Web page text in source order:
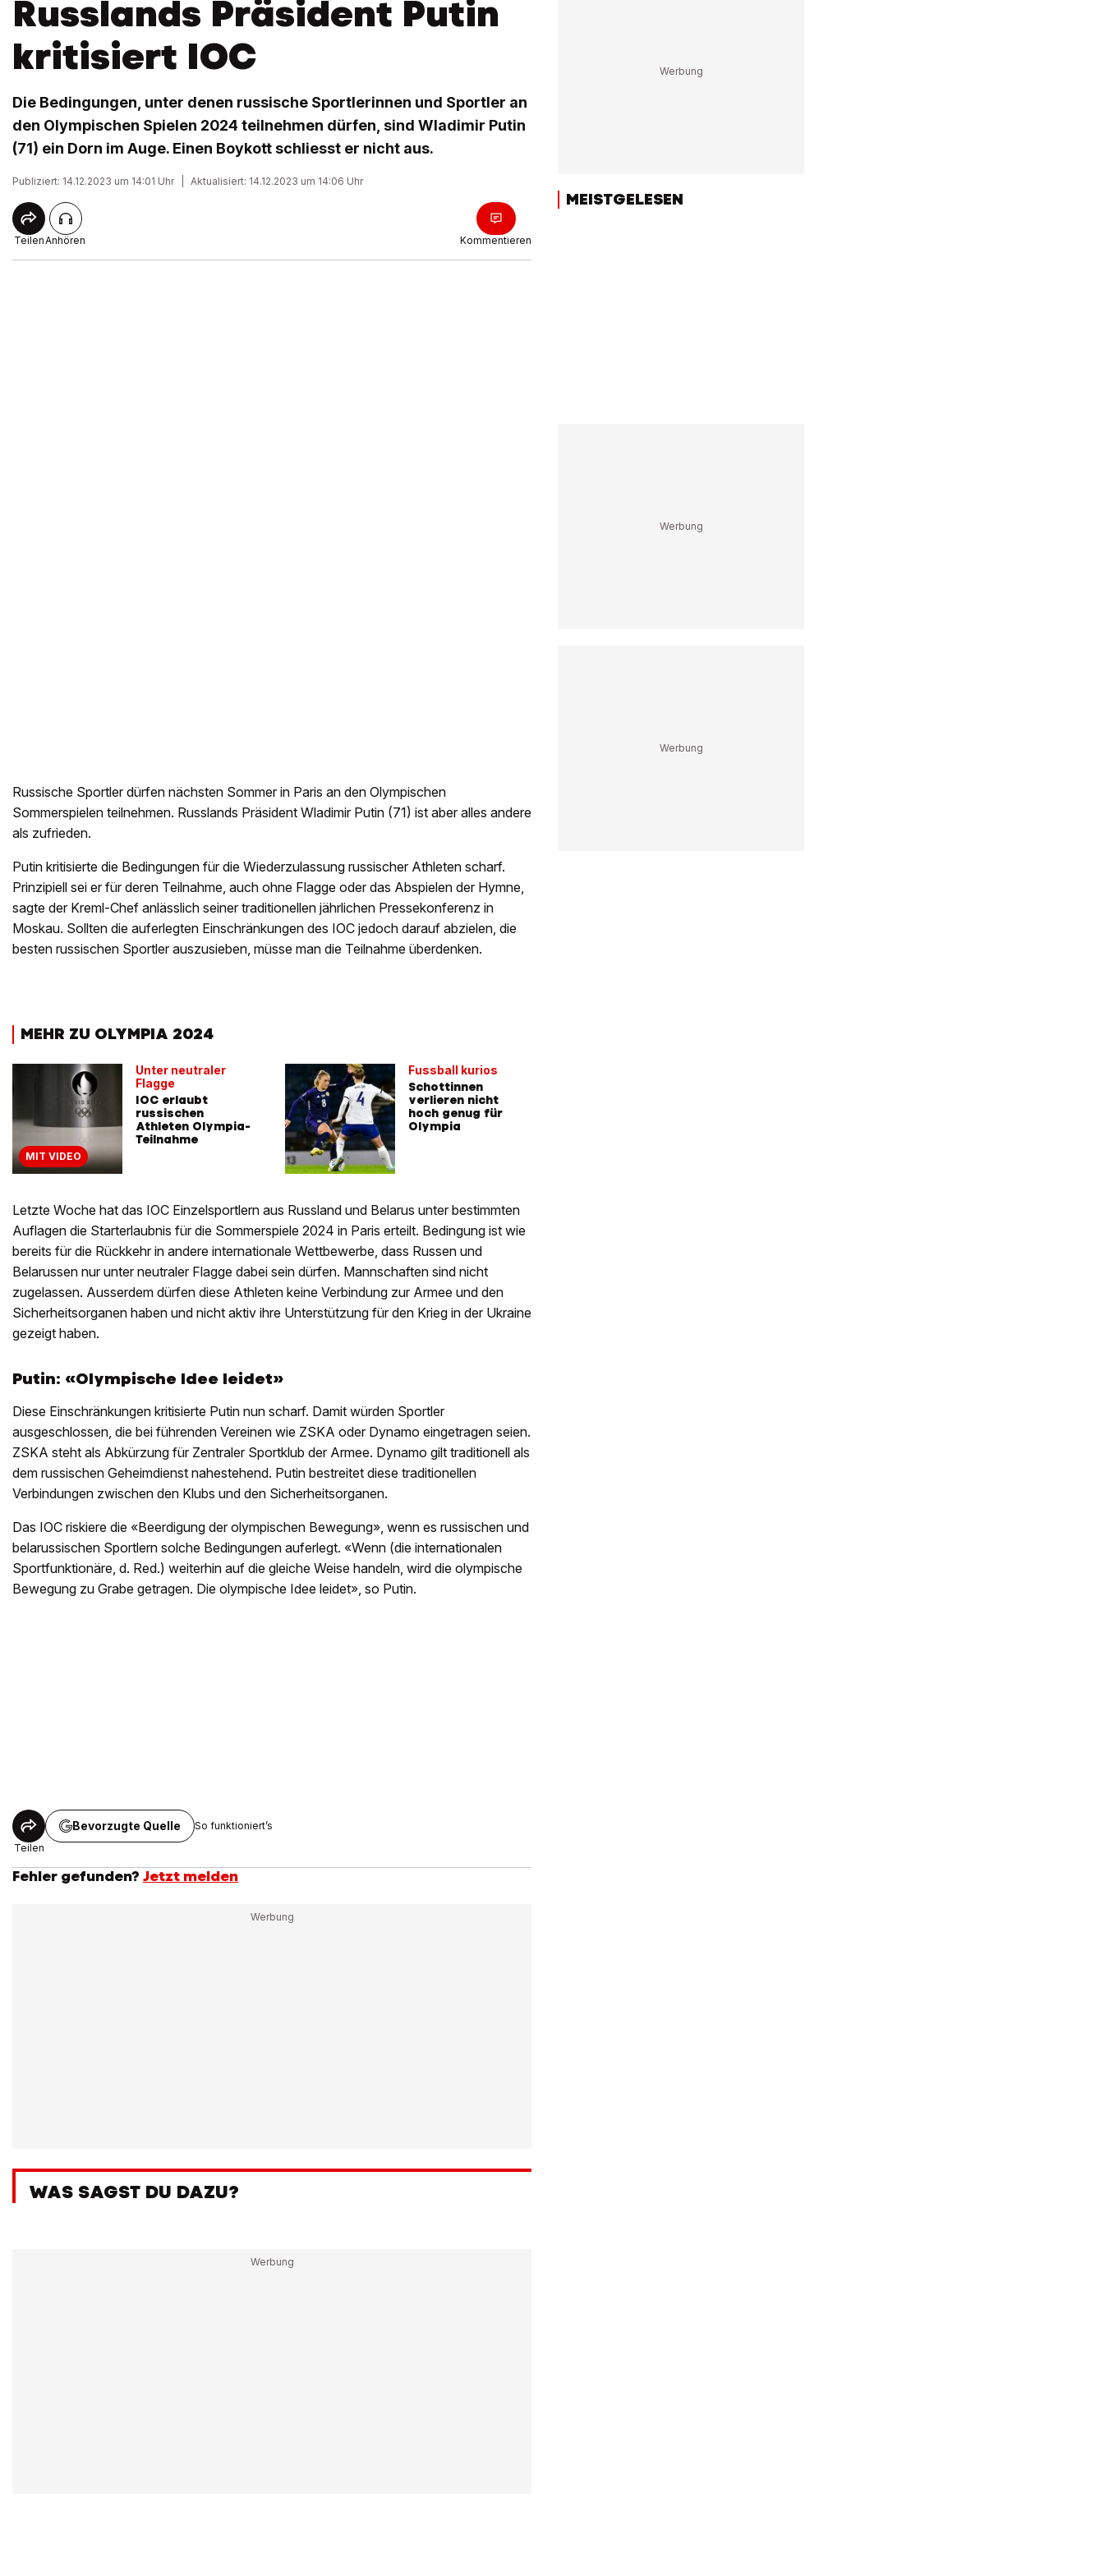
Russlands Präsident Putin
kritisiert IOC
Die Bedingungen, unter denen russische Sportlerinnen und Sportler an
den Olympischen Spielen 2024 teilnehmen dürfen, sind Wladimir Putin
(71) ein Dorn im Auge. Einen Boykott schliesst er nicht aus.
Publiziert: 14.12.2023 um 14:01 Uhr Aktualisiert: 14.12.2023 um 14:06 Uhr
TeilenAnhören Kommentieren
Russische Sportler dürfen nächsten Sommer in Paris an den Olympischen
Sommerspielen teilnehmen. Russlands Präsident Wladimir Putin (71) ist aber alles andere
als zufrieden.
Putin kritisierte die Bedingungen für die Wiederzulassung russischer Athleten scharf.
Prinzipiell sei er für deren Teilnahme, auch ohne Flagge oder das Abspielen der Hymne,
sagte der Kreml-Chef anlässlich seiner traditionellen jährlichen Pressekonferenz in
Moskau. Sollten die auferlegten Einschränkungen des IOC jedoch darauf abzielen, die
besten russischen Sportler auszusieben, müsse man die Teilnahme überdenken.
MEHR ZU OLYMPIA 2024
MIT VIDEO
Unter neutraler
Flagge
IOC erlaubt
russischen
Athleten Olympia-
Teilnahme
Fussball kurios
Schottinnen
verlieren nicht
hoch genug für
Olympia
Letzte Woche hat das IOC Einzelsportlern aus Russland und Belarus unter bestimmten
Auflagen die Starterlaubnis für die Sommerspiele 2024 in Paris erteilt. Bedingung ist wie
bereits für die Rückkehr in andere internationale Wettbewerbe, dass Russen und
Belarussen nur unter neutraler Flagge dabei sein dürfen. Mannschaften sind nicht
zugelassen. Ausserdem dürfen diese Athleten keine Verbindung zur Armee und den
Sicherheitsorganen haben und nicht aktiv ihre Unterstützung für den Krieg in der Ukraine
gezeigt haben.
Putin: «Olympische Idee leidet»
Diese Einschränkungen kritisierte Putin nun scharf. Damit würden Sportler
ausgeschlossen, die bei führenden Vereinen wie ZSKA oder Dynamo eingetragen seien.
ZSKA steht als Abkürzung für Zentraler Sportklub der Armee. Dynamo gilt traditionell als
dem russischen Geheimdienst nahestehend. Putin bestreitet diese traditionellen
Verbindungen zwischen den Klubs und den Sicherheitsorganen.
Das IOC riskiere die «Beerdigung der olympischen Bewegung», wenn es russischen und
belarussischen Sportlern solche Bedingungen auferlegt. «Wenn (die internationalen
Sportfunktionäre, d. Red.) weiterhin auf die gleiche Weise handeln, wird die olympische
Bewegung zu Grabe getragen. Die olympische Idee leidet», so Putin.
Teilen
Bevorzugte Quelle So funktioniert’s
Fehler gefunden? Jetzt melden
WAS SAGST DU DAZU?
MEISTGELESEN